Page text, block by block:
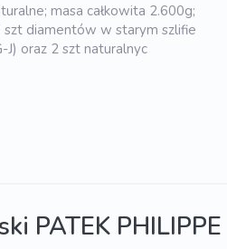
masa całkowita 2.600g;
szt diamentów w starym szlifie
J) oraz 2 szt naturalnyc
PATEK